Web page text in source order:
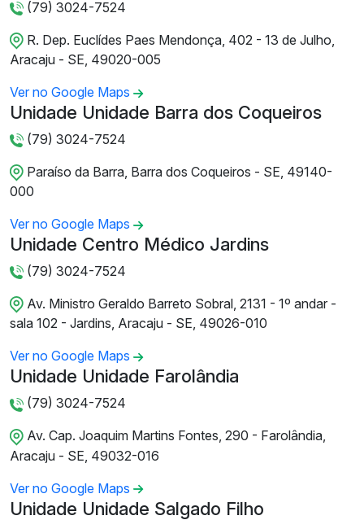
(79) 3024-7524
R. Dep. Euclídes Paes Mendonça, 402 - 13 de Julho,
Aracaju - SE, 49020-005
Ver no Google Maps
Unidade Unidade Barra dos Coqueiros
(79) 3024-7524
Paraíso da Barra, Barra dos Coqueiros - SE, 49140-
000
Ver no Google Maps
Unidade Centro Médico Jardins
(79) 3024-7524
Av. Ministro Geraldo Barreto Sobral, 2131 - 1º andar -
sala 102 - Jardins, Aracaju - SE, 49026-010
Ver no Google Maps
Unidade Unidade Farolândia
(79) 3024-7524
Av. Cap. Joaquim Martins Fontes, 290 - Farolândia,
Aracaju - SE, 49032-016
Ver no Google Maps
Unidade Unidade Salgado Filho